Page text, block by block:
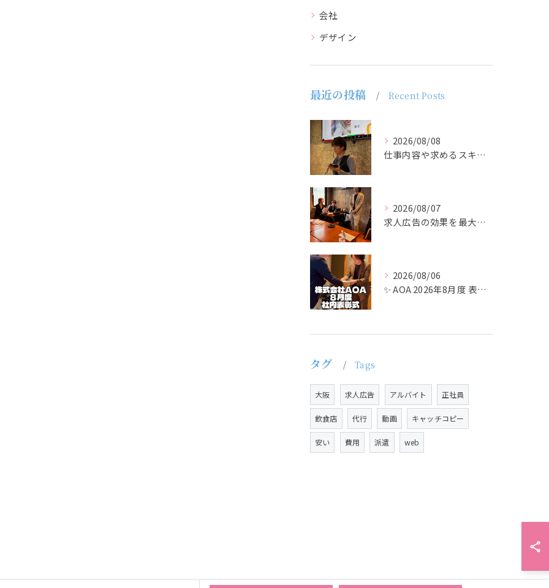
会社
デザイン
最近の投稿 Recent Posts
2026/08/08
仕事内容や求めるスキルを明確にし、ターゲット層に響くメッセー...
2026/08/07
求人広告の効果を最大化するために最も重要なのは、掲載タイミン...
2026/08/06
✨ AOA 2026年8月度 表彰式レポート ✨
タグ Tags
大阪 求人広告 アルバイト 正社員
飲食店 代行 動画 キャッチコピー
安い 費用 派遣 web